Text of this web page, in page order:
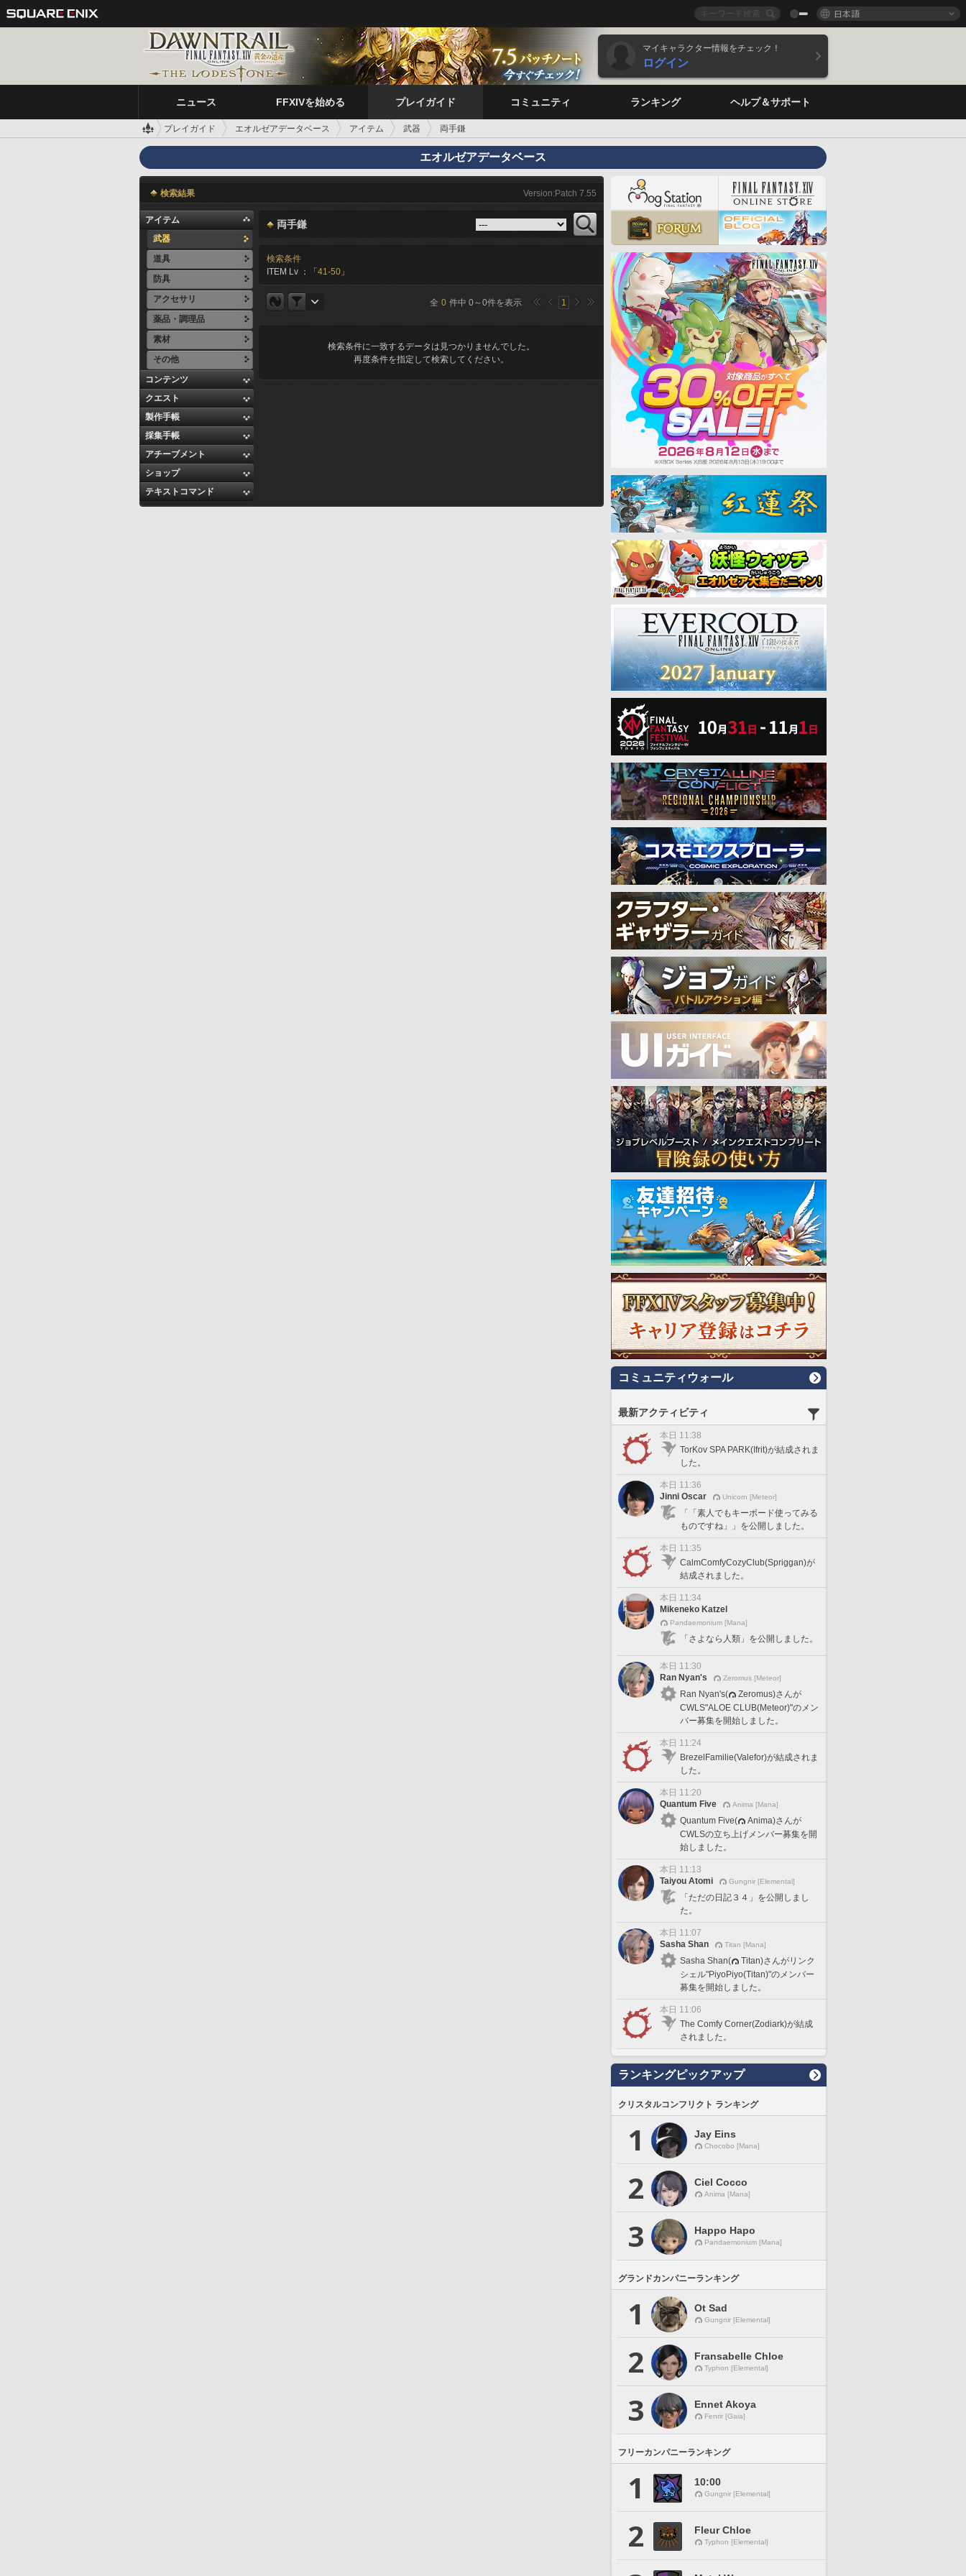
日本語
マイキャラクター情報をチェック！
ログイン
ニュース FFXIVを始める プレイガイド コミュニティ ランキング ヘルプ＆サポート
プレイガイド エオルゼアデータベース アイテム 武器 両手鎌
エオルゼアデータベース
検索結果 Version:Patch 7.55
アイテム
武器
道具
防具
アクセサリ
薬品・調理品
素材
その他
コンテンツ
クエスト
製作手帳
採集手帳
アチーブメント
ショップ
テキストコマンド
両手鎌
検索条件
ITEM Lv ：「 41-50 」
全 0 件中 0～0件を表示 1
検索条件に一致するデータは見つかりませんでした。
再度条件を指定して検索してください。
コミュニティウォール
最新アクティビティ
本日 11:38
TorKov SPA PARK(Ifrit)が結成されま
した。
本日 11:36
Jinni Oscar
Unicorn [Meteor]
「「素人でもキーボード使ってみる
ものですね」」を公開しました。
本日 11:35
CalmComfyCozyClub(Spriggan)が
結成されました。
本日 11:34
Mikeneko Katzel
Pandaemonium [Mana]
「さよなら人類」を公開しました。
本日 11:30
Ran Nyan's
Zeromus [Meteor]
Ran Nyan's(
Zeromus)さんが
CWLS"ALOE CLUB(Meteor)"のメン
バー募集を開始しました。
本日 11:24
BrezelFamilie(Valefor)が結成されま
した。
本日 11:20
Quantum Five
Anima [Mana]
Quantum Five(
Anima)さんが
CWLSの立ち上げメンバー募集を開
始しました。
本日 11:13
Taiyou Atomi
Gungnir [Elemental]
「ただの日記３４」を公開しまし
た。
本日 11:07
Sasha Shan
Titan [Mana]
Sasha Shan(
Titan)さんがリンク
シェル"PiyoPiyo(Titan)"のメンバー
募集を開始しました。
本日 11:06
The Comfy Corner(Zodiark)が結成
されました。
ランキングピックアップ
クリスタルコンフリクト ランキング
1 Jay Eins
Chocobo [Mana]
2 Ciel Cocco
Anima [Mana]
3 Happo Hapo
Pandaemonium [Mana]
グランドカンパニーランキング
1 Ot Sad
Gungnir [Elemental]
2 Fransabelle Chloe
Typhon [Elemental]
3 Ennet Akoya
Fenrir [Gaia]
フリーカンパニーランキング
1 10:00
Gungnir [Elemental]
2 Fleur Chloe
Typhon [Elemental]